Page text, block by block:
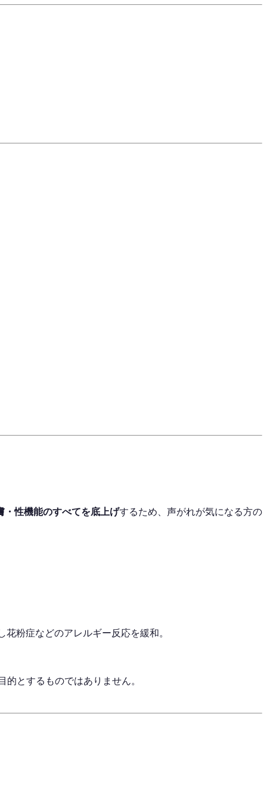
・性機能のすべてを底上げするため、声がれが気になる方の
粉症などのアレルギー反応を緩和。
とするものではありません。